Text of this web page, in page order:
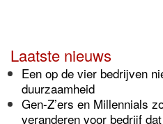
Laatste nieuws
Een op de vier bedrijven
duurzaamheid
Gen-Z’ers en Millennials
veranderen voor bedrijf